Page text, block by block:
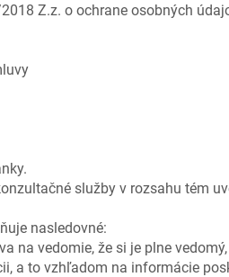
Z.z. o ochrane osobných
služby v rozsahu tém
nasledovné:
na vedomie, že si je plne
a to vzhľadom na informácie